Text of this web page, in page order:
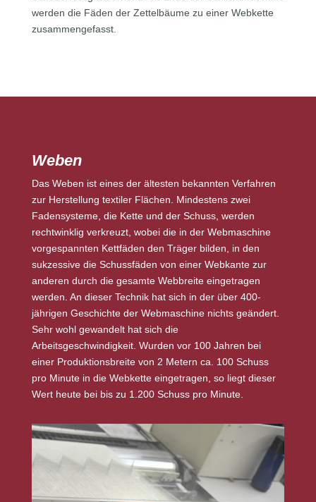
werden die Fäden der Zettelbäume zu einer Webkette
zusammengefasst.
Weben
Das Weben ist eines der ältesten bekannten Verfahren
zur Herstellung textiler Flächen. Mindestens zwei
Fadensysteme, die Kette und der Schuss, werden
rechtwinklig verkreuzt, wobei die in der Webmaschine
vorgespannten Kettfäden den Träger bilden, in den
sukzessive die Schussfäden von einer Webkante zur
anderen durch die gesamte Webbreite eingetragen
werden. An dieser Technik hat sich in der über 400-
jährigen Geschichte der Webmaschine nichts geändert.
Sehr wohl gewandelt hat sich die
Arbeitsgeschwindigkeit. Wurden vor 100 Jahren bei
einer Produktionsbreite von 2 Metern ca. 100 Schuss
pro Minute in die Webkette eingetragen, so liegt dieser
Wert heute bei bis zu 1.200 Schuss pro Minute.